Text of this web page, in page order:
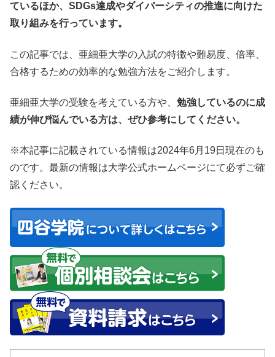
ているほか、SDGs達成やダイバーシティの推進に向けた
取り組みを行っています。
この記事では、亜細亜大学の入試の特徴や難易度、倍率、
合格するための効率的な勉強方法をご紹介します。
亜細亜大学の受験を考えている方や、 勉強しているのに成
績が伸び悩んでいる方は、ぜひ参考にしてください。
※本記事に記載されている情報は2024年6月19日現在のも
のです。最新の情報は大学公式ホームページにて必ずご確
認ください。